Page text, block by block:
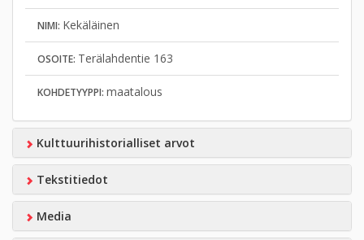
NIMI: Kekäläinen
OSOITE: Terälahdentie 163
KOHDETYYPPI: maatalous
Kulttuurihistorialliset arvot
Tekstitiedot
Media